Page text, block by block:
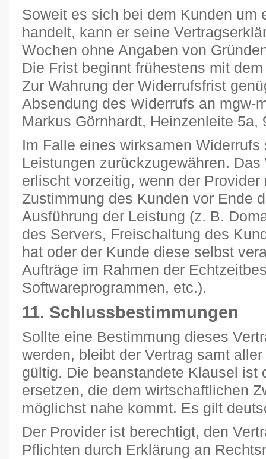
Soweit es sich bei dem Kunden um
handelt, kann er seine
Wochen ohne Angaben von
Die Frist beginnt frühestens mit
Zur Wahrung der Widerrufsfrist
Absendung des Widerrufs an mgw-
Markus Görnhardt, Heinzenleite 5a,
Im Falle eines wirksamen
Leistungen zurückzugewähren.
erlischt vorzeitig, wenn der
Zustimmung des Kunden vor Ende
Ausführung der Leistung (z. B.
des Servers, Freischaltung des
hat oder der Kunde diese selbst
Aufträge im Rahmen der
Softwareprogrammen, etc.).
11. Schlussbestimmungen
Sollte eine Bestimmung dieses
werden, bleibt der Vertrag samt
gültig. Die beanstandete Klausel ist
ersetzen, die dem wirtschaftlichen
möglichst nahe kommt. Es gilt
Der Provider ist berechtigt, den
Pflichten durch Erklärung an